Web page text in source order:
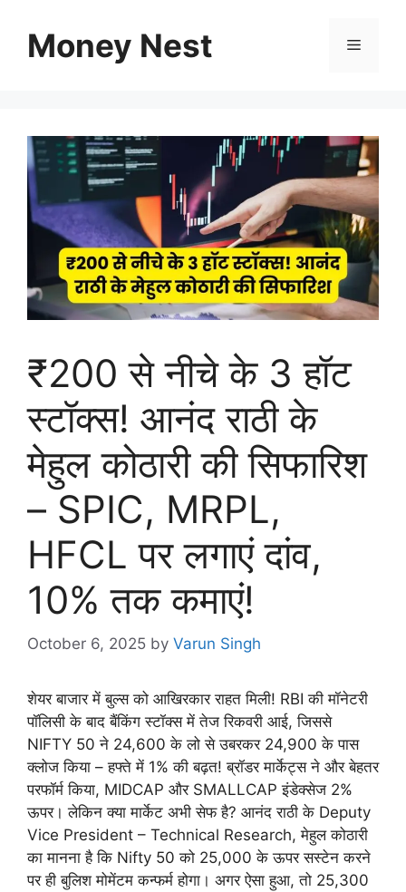
contentMoney Nest Menu
₹200 से नीचे के 3 हॉट
स्टॉक्स! आनंद राठी के
मेहुल कोठारी की सिफारिश
– SPIC, MRPL,
HFCL पर लगाएं दांव,
10% तक कमाएं!
October 6, 2025 by Varun Singh
शेयर बाजार में बुल्स को आखिरकार राहत मिली! RBI की मॉनेटरी
पॉलिसी के बाद बैंकिंग स्टॉक्स में तेज रिकवरी आई, जिससे
NIFTY 50 ने 24,600 के लो से उबरकर 24,900 के पास
क्लोज किया – हफ्ते में 1% की बढ़त! ब्रॉडर मार्केट्स ने और बेहतर
परफॉर्म किया, MIDCAP और SMALLCAP इंडेक्सेज 2%
ऊपर। लेकिन क्या मार्केट अभी सेफ है? आनंद राठी के Deputy
Vice President – Technical Research, मेहुल कोठारी
का मानना है कि Nifty 50 को 25,000 के ऊपर सस्टेन करने
पर ही बुलिश मोमेंटम कन्फर्म होगा। अगर ऐसा हुआ, तो 25,300